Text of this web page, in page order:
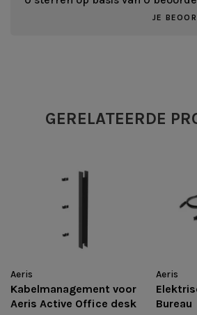
JE
GERELATEERDE
Aeris
Kabelmanagement voor
Aeris Active Office desk
Aeris
Bureau